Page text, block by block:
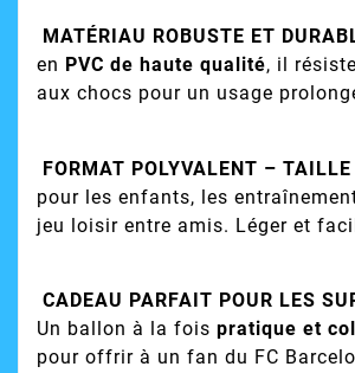
MATÉRIAU ROBUSTE ET
en PVC de haute qualité, il
aux chocs pour un usage
FORMAT POLYVALENT –
pour les enfants, les
jeu loisir entre amis. Léger et
CADEAU PARFAIT POUR LES
Un ballon à la fois pratique et
pour offrir à un fan du FC